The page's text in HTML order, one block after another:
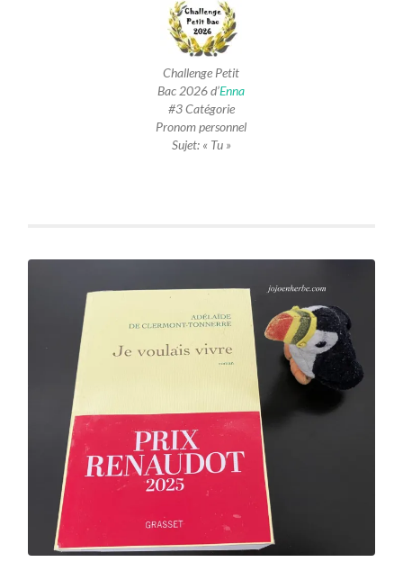
Challenge Petit
Bac 2026 d’Enna
#3 Catégorie
Pronom personnel
Sujet: « Tu »